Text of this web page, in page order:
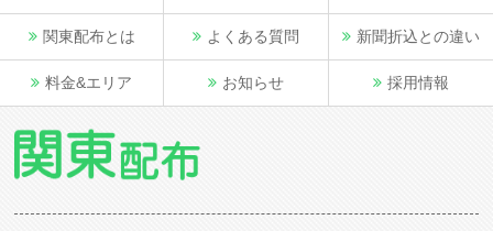
関東配布とは
料金&エリア
よくある質問
お知らせ
新聞折込との違い
採用情報